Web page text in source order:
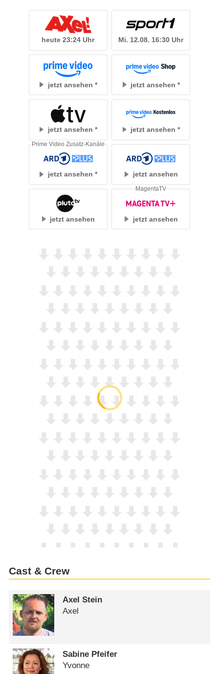
heute 23:24 Uhr Mi. 12.08. 16:30 Uhr
jetzt ansehen jetzt ansehen
jetzt ansehen jetzt ansehen
jetzt ansehen
Prime Video Zusatz-Kanäle
jetzt ansehen
jetzt ansehen jetzt ansehen
MagentaTV
Cast & Crew
Axel Stein
Axel
Sabine Pfeifer
Yvonne